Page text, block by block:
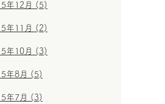
年12月 (5)
年11月 (2)
年10月 (3)
年8月 (5)
年7月 (3)